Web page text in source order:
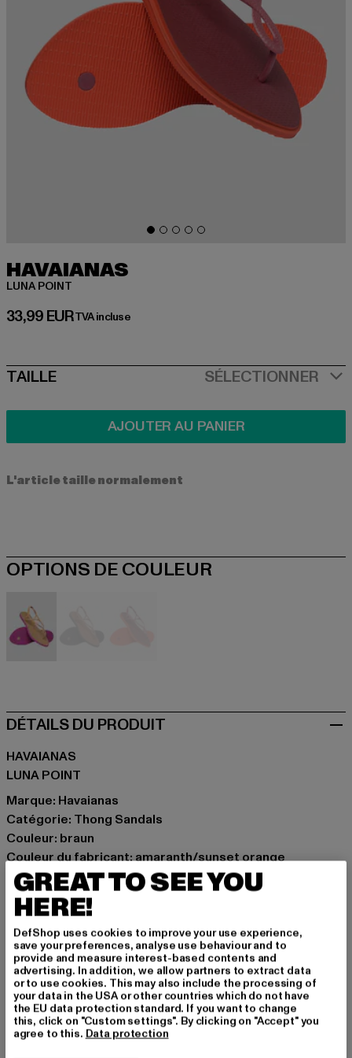
HAVAIANAS
LUNA POINT
33,99 EUR
Prix courant: 33,99 EUR
TVA incluse
SIZE
TAILLE SÉLECTIONNER
AJOUTER AU PANIER
L'article taille normalement
OPTIONS DE COULEUR
DÉTAILS DU PRODUIT
HAVAIANAS
LUNA POINT
Marque: Havaianas
Catégorie: Thong Sandals
Couleur: braun
Couleur du fabricant: amaranth/sunset orange
Matériau supérieur: autre matière
Doublure: autres matières
Art.Nr: 4149921-23965
Fabricant: Urban Styles Agency GmbH & Co. KG |
agentur@urbanstylesagency.com
Schanzenstraße 41 | 51063 Köln | DE
TAILLE
GREAT TO SEE YOU
HERE!
DefShop uses cookies to improve your use experience,
save your preferences, analyse use behaviour and to
provide and measure interest-based contents and
advertising. In addition, we allow partners to extract data
or to use cookies. This may also include the processing of
your data in the USA or other countries which do not have
the EU data protection standard. If you want to change
this, click on "Custom settings". By clicking on "Accept" you
agree to this. Data protection